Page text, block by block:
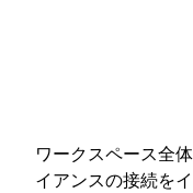
ワークスペース全
イアンスの接続を